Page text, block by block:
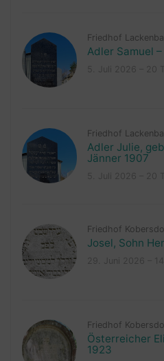
Friedhof
Adler Samuel
Friedhof
Adler Julie,
Jänner 1907
Friedhof
Josel, Sohn
Friedhof
Österreicher
1923